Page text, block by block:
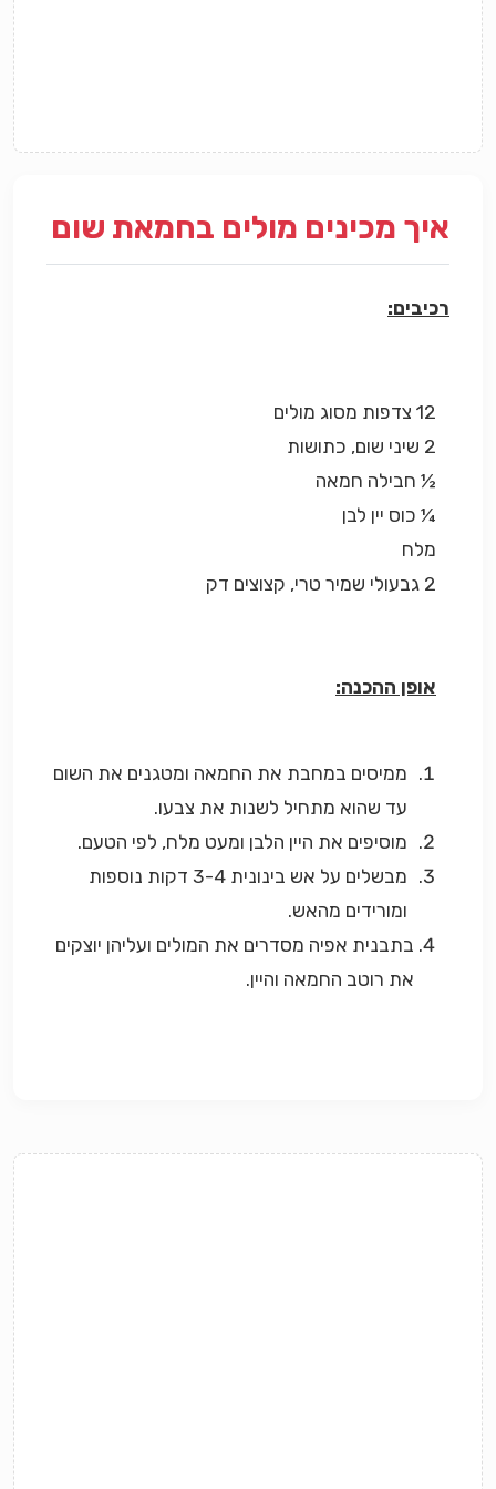
איך מכינים מולים בחמאת שום
רכיבים:
12 צדפות מסוג מולים
2 שיני שום, כתושות
½ חבילה חמאה
¼ כוס יין לבן
מלח
2 גבעולי שמיר טרי, קצוצים דק
אופן ההכנה:
ממיסים במחבת את החמאה ומטגנים את השום
עד שהוא מתחיל לשנות את צבעו.
מוסיפים את היין הלבן ומעט מלח, לפי הטעם.
מבשלים על אש בינונית 3-4 דקות נוספות
ומורידים מהאש.
בתבנית אפיה מסדרים את המולים ועליהן יוצקים
את רוטב החמאה והיין.